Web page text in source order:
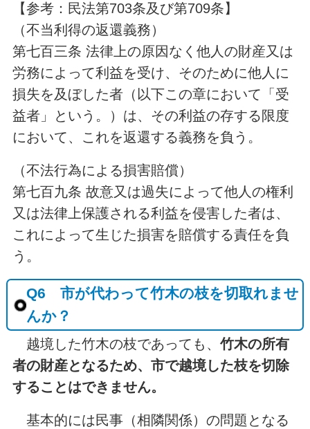
【参考：民法第703条及び第709条】
（不当利得の返還義務）
第七百三条 法律上の原因なく他人の財産又は
労務によって利益を受け、そのために他人に
損失を及ぼした者（以下この章において「受
益者」という。）は、その利益の存する限度
において、これを返還する義務を負う。
（不法行為による損害賠償）
第七百九条 故意又は過失によって他人の権利
又は法律上保護される利益を侵害した者は、
これによって生じた損害を賠償する責任を負
う。
Q6 市が代わって竹木の枝を切取れませ
んか？
越境した竹⽊の枝であっても、 竹木の所有
者の財産となるため、市で越境した枝を切除
することはできません。
基本的には民事（相隣関係）の問題となる